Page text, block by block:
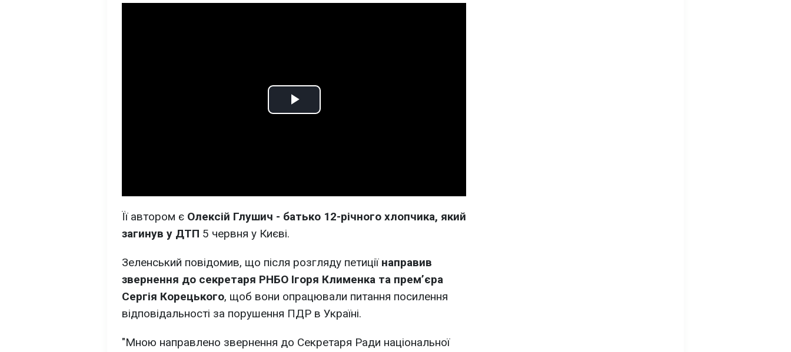
Play
Її автором є Олексій Глушич - батько 12-річного хлопчика, який
загинув у ДТП 5 червня у Києві.
Зеленський повідомив, що після розгляду петиціїнаправив
звернення до секретаря РНБО Ігоря Клименка та прем’єра
Сергія Корецького, щоб вони опрацювали питання посилення
відповідальності за порушення ПДР в Україні.
"Мною направлено звернення до Секретаря Ради національної